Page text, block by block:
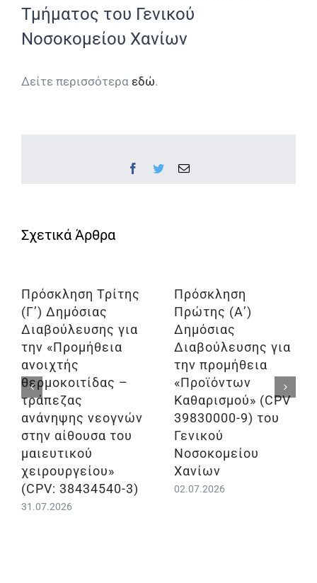
Τμήματος του Γενικού
Νοσοκομείου Χανίων
Δείτε περισσότερα εδώ.
Facebook
TwitterEmail
Πρόσκληση Τρίτης
(Γ’) Δημόσιας
Διαβούλευσης για
την «Προμήθεια
ανοιχτής
θερμοκοιτίδας –
τράπεζας
ανάνηψης νεογνών
στην αίθουσα του
μαιευτικού
χειρουργείου»
(CPV: 38434540-3)
31.07.2026
Πρόσκληση
Πρώτης (Α’)
Δημόσιας
Διαβούλευσης για
την προμήθεια
«Προϊόντων
Καθαρισμού» (CPV
39830000-9) του
Γενικού
Νοσοκομείου
Χανίων
02.07.2026